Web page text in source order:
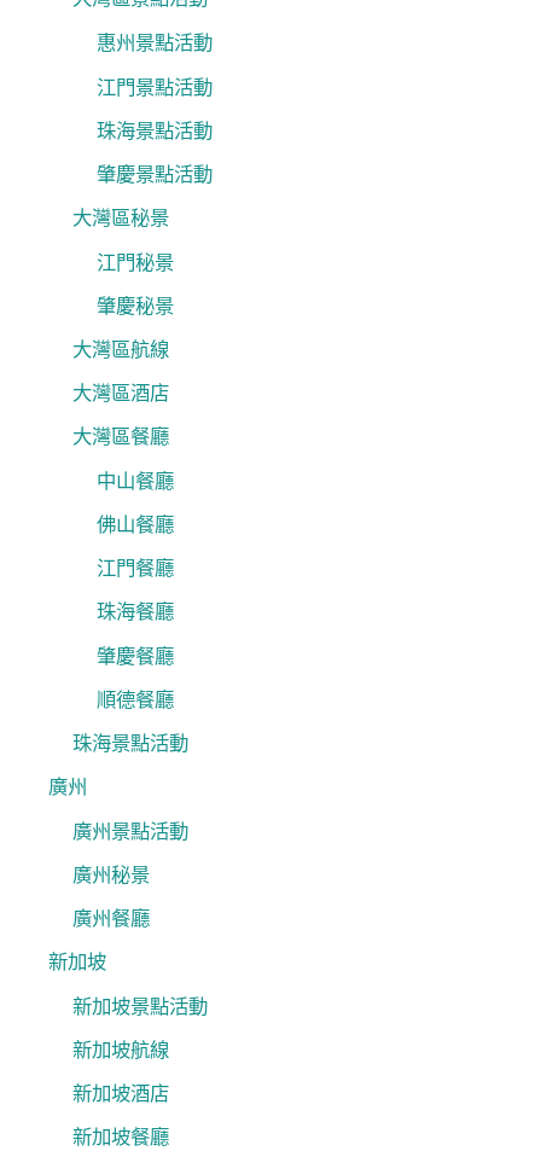
惠州景點活動
江門景點活動
珠海景點活動
肇慶景點活動
大灣區秘景
江門秘景
肇慶秘景
大灣區航線
大灣區酒店
大灣區餐廳
中山餐廳
佛山餐廳
江門餐廳
珠海餐廳
肇慶餐廳
順德餐廳
珠海景點活動
廣州
廣州景點活動
廣州秘景
廣州餐廳
新加坡
新加坡景點活動
新加坡航線
新加坡酒店
新加坡餐廳